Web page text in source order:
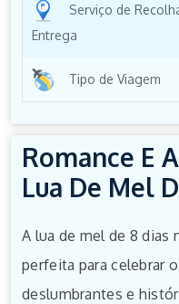
Serviço de
Entrega
Tipo de Viagem
Romance E
Lua De Mel
A lua de mel de 8 dias
perfeita para celebrar
deslumbrantes e